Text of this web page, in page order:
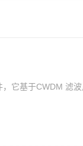
它基于CWDM 滤